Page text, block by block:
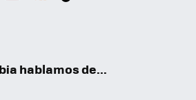
hablamos de...